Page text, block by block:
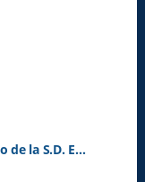
Foro de la S.D. Eibar